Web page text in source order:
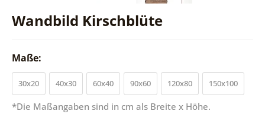
Wandbild Kirschblüte
Maße:
30x20 40x30 60x40 90x60 120x80 150x100
*Die Maßangaben sind in cm als Breite x Höhe.